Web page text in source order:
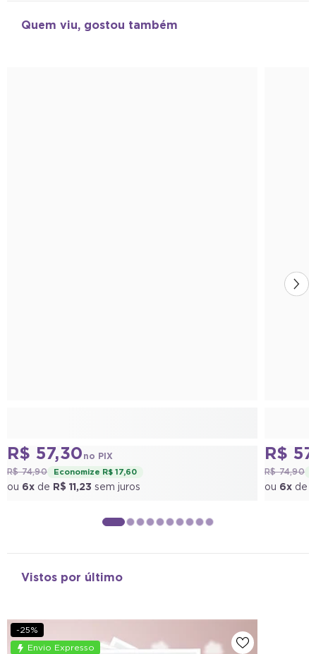
Quem viu, gostou também
R$ 57,30 no PIX
R$ 74,90
Economize R$ 17,60
ou 6x de R$ 11,23 sem juros
R$
R$ 74,90
ou 6x de
Vistos por último
-25%
Envio Expresso